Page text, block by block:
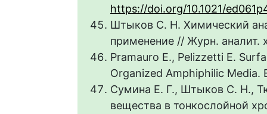
https://doi.org/10.1021/
Штыков С. Н. Химический
применение // Журн. аналит.
Pramauro E., Pelizzetti E.
Organized Amphiphilic Media.
Сумина Е. Г., Штыков С. Н.,
вещества в тонкослойной